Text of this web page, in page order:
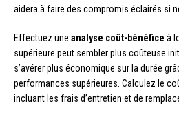
aidera à faire des compromis éclairés si
Effectuez une analyse coût-bénéfice à
supérieure peut sembler plus coûteuse
s’avérer plus économique sur la durée
performances supérieures. Calculez le
incluant les frais d’entretien et de